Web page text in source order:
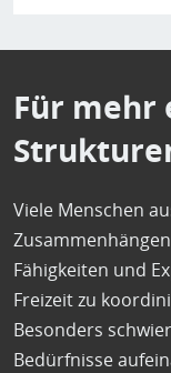
Für mehr
Viele Menschen
Fähigkeiten und
Freizeit zu
Besonders
Bedürfnisse